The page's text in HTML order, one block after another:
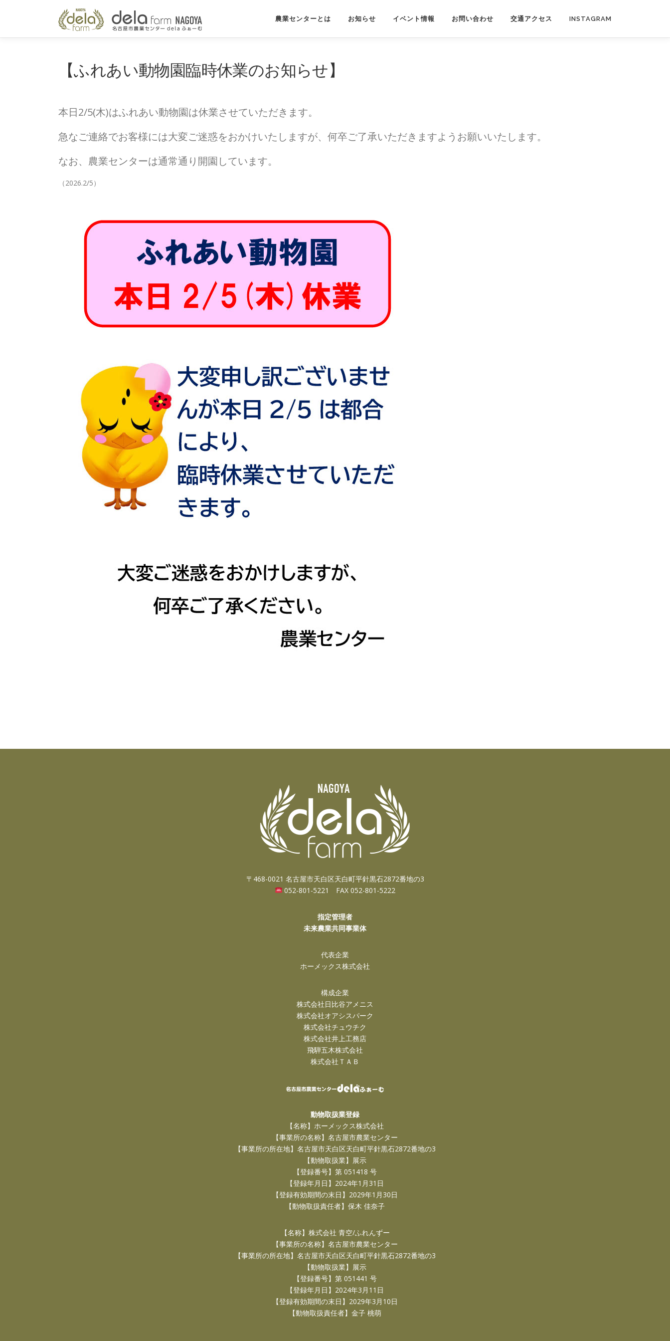
ン
農業センターとは お知らせ イベント情報 お問い合わせ 交通アクセス INSTAGRAM
【ふれあい動物園臨時休業のお知らせ】
本日2/5(木)はふれあい動物園は休業させていただきます。
急なご連絡でお客様には大変ご迷惑をおかけいたしますが、何卒ご了承いただきますようお願いいたします。
なお、農業センターは通常通り開園しています。
（2026.2/5）
〒468-0021 名古屋市天白区天白町平針黒石2872番地の3
052-801-5221 FAX 052-801-5222
指定管理者
未来農業共同事業体
代表企業
ホーメックス株式会社
構成企業
株式会社日比谷アメニス
株式会社オアシスパーク
株式会社チュウチク
株式会社井上工務店
飛騨五木株式会社
株式会社ＴＡＢ
動物取扱業登録
【名称】ホーメックス株式会社
【事業所の名称】名古屋市農業センター
【事業所の所在地】名古屋市天白区天白町平針黒石2872番地の3
【動物取扱業】展示
【登録番号】第 051418 号
【登録年月日】2024年1月31日
【登録有効期間の末日】2029年1月30日
【動物取扱責任者】保木 佳奈子
【名称】株式会社 青空/ふれんずー
【事業所の名称】名古屋市農業センター
【事業所の所在地】名古屋市天白区天白町平針黒石2872番地の3
【動物取扱業】展示
【登録番号】第 051441 号
【登録年月日】2024年3月11日
【登録有効期間の末日】2029年3月10日
【動物取扱責任者】金子 桃萌